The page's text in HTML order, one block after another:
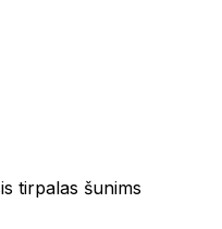
tirpalas šunims